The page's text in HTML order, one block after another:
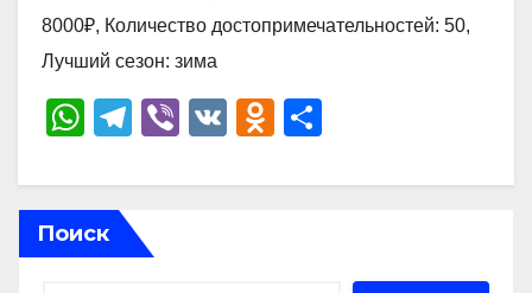
8000₽, Количество достопримечательностей: 50,
Лучший сезон: зима
W
at
s
A
T
e
gr
a
Vi
er
V
O
n
р
Поиск